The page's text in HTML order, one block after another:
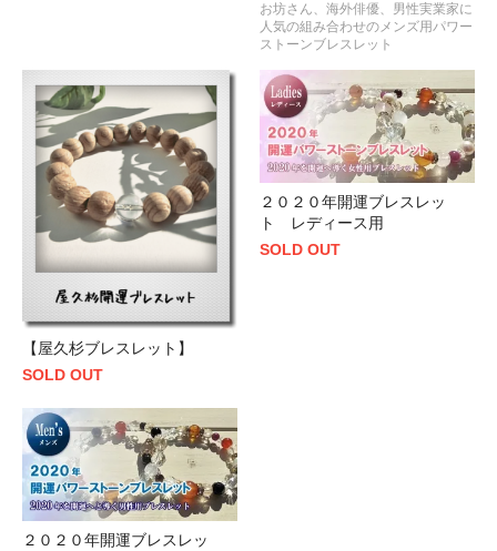
お坊さん、海外俳優、男性実業家に
人気の組み合わせのメンズ用パワー
ストーンブレスレット
【屋久杉ブレスレット】
SOLD OUT
２０２０年開運ブレスレッ
ト レディース用
SOLD OUT
２０２０年開運ブレスレッ